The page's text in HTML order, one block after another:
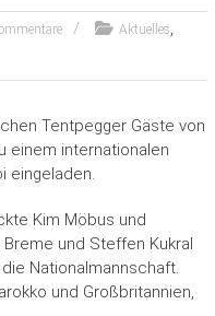
Aktuelles
Tentpegger Gäste von
einem internationalen
eingeladen.
Kim Möbus und
und Steffen Kukral
Nationalmannschaft.
und Großbritannien,